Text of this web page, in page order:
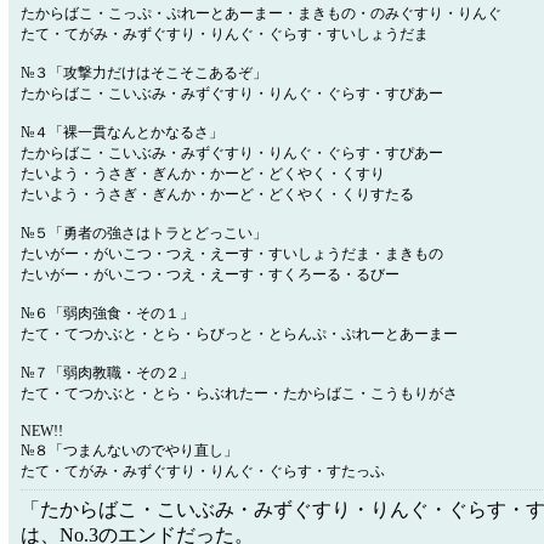
たからばこ・こっぷ・ぷれーとあーまー・まきもの・のみぐすり・りんぐ
たて・てがみ・みずぐすり・りんぐ・ぐらす・すいしょうだま
№３「攻撃力だけはそこそこあるぞ」
たからばこ・こいぶみ・みずぐすり・りんぐ・ぐらす・すぴあー
№４「裸一貫なんとかなるさ」
たからばこ・こいぶみ・みずぐすり・りんぐ・ぐらす・すぴあー
たいよう・うさぎ・ぎんか・かーど・どくやく・くすり
たいよう・うさぎ・ぎんか・かーど・どくやく・くりすたる
№５「勇者の強さはトラとどっこい」
たいがー・がいこつ・つえ・えーす・すいしょうだま・まきもの
たいがー・がいこつ・つえ・えーす・すくろーる・るびー
№６「弱肉強食・その１」
たて・てつかぶと・とら・らびっと・とらんぷ・ぷれーとあーまー
№７「弱肉教職・その２」
たて・てつかぶと・とら・らぶれたー・たからばこ・こうもりがさ
NEW!!
№８「つまんないのでやり直し」
たて・てがみ・みずぐすり・りんぐ・ぐらす・すたっふ
「たからばこ・こいぶみ・みずぐすり・りんぐ・ぐらす・す
は、No.3のエンドだった。